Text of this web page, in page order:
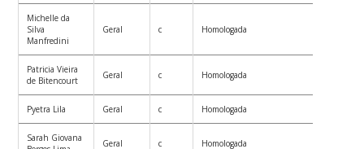
Michelle da
Silva
Manfredini
Geral c Homologada
Patricia Vieira
de Bitencourt
Geral c Homologada
Pyetra Lila Geral c Homologada
Sarah Giovana
Geral c Homologada